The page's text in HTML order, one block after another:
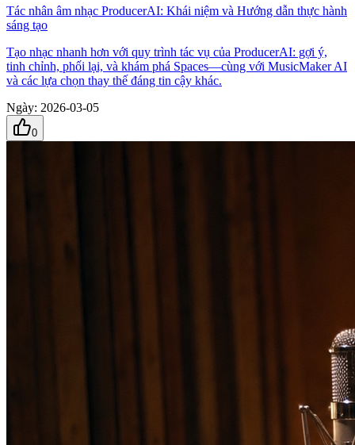
Tác nhân âm nhạc ProducerAI: Khái niệm và Hướng dẫn thực hành
sáng tạo
Tạo nhạc nhanh hơn với quy trình tác vụ của ProducerAI: gợi ý,
tinh chỉnh, phối lại, và khám phá Spaces—cùng với MusicMaker AI
và các lựa chọn thay thế đáng tin cậy khác.
Ngày: 2026-03-05
0